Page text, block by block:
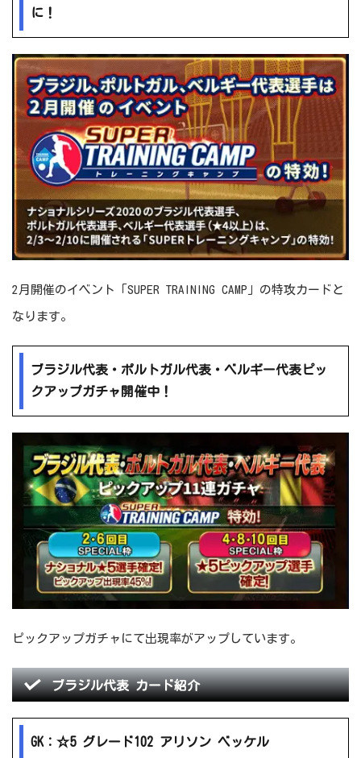
に！
2月開催のイベント「SUPER TRAINING CAMP」の特攻カードと
なります。
ブラジル代表・ポルトガル代表・ベルギー代表ピッ
クアップガチャ開催中！
ピックアップガチャにて出現率がアップしています。
ブラジル代表 カード紹介
GK：☆5 グレード102 アリソン ベッケル